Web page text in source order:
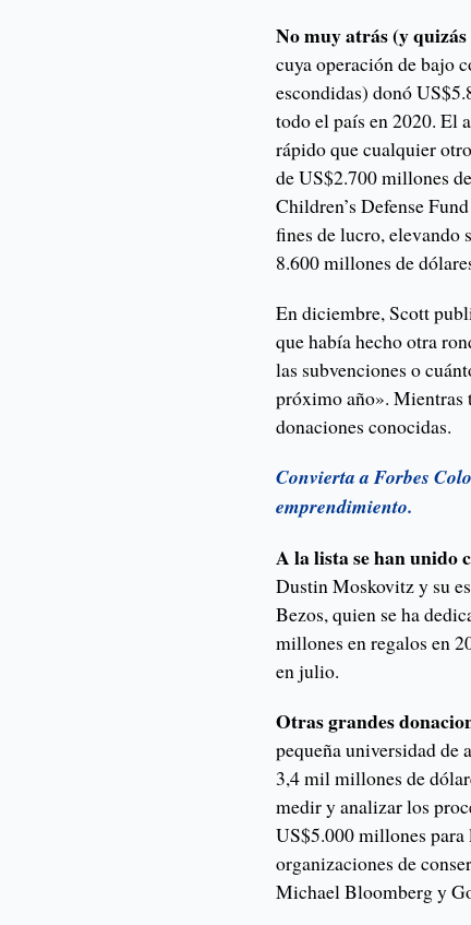
No muy atrás (y
cuya operación de bajo
escondidas) donó
todo el país en 2020. El
rápido que cualquier
de US$2.700 millones
Children’s Defense
fines de lucro, elevando
8.600 millones de
En diciembre, Scott
que había hecho otra
las subvenciones o
próximo año». Mientras
donaciones conocidas.
Convierta a Forbes
emprendimiento.
A la lista se han unido
Dustin Moskovitz y su
Bezos, quien se ha
millones en regalos en
en julio.
Otras grandes
pequeña universidad de
3,4 mil millones de
medir y analizar los
US$5.000 millones para
organizaciones de
Michael Bloomberg y